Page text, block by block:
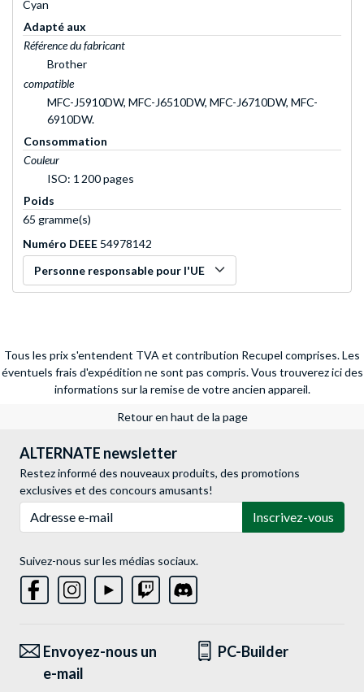
Cyan
Adapté aux
Référence du fabricant
Brother
compatible
MFC-J5910DW, MFC-J6510DW, MFC-J6710DW, MFC-
6910DW.
Consommation
Couleur
ISO: 1 200 pages
Poids
65 gramme(s)
Numéro DEEE 54978142
Personne responsable pour l'UE
Tous les prix s'entendent TVA et contribution Recupel comprises. Les
éventuels frais d'expédition ne sont pas compris. Vous trouverez ici des
informations sur la remise de votre ancien appareil.
Retour en haut de la page
ALTERNATE newsletter
Restez informé des nouveaux produits, des promotions
exclusives et des concours amusants!
Inscrivez-vous
Suivez-nous sur les médias sociaux.
Envoyez-nous un
e-mail
PC-Builder